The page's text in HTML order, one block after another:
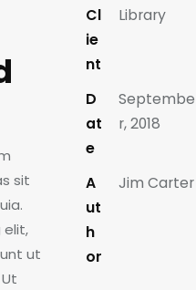
sit
elit,
ut
Cl
ie
nt
Library
D
at
e
Septembe
r, 2018
A
ut
h
or
Jim Carter